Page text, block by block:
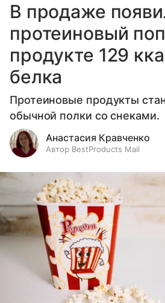
В продаже
протеиновый
продукте 129
белка
Протеиновые продукты
обычной полки со снеками.
Анастасия Кравченко
Автор BestProducts Mail